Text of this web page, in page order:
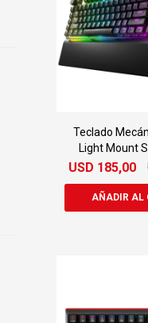
Teclado
Light Mount
USD 185,00